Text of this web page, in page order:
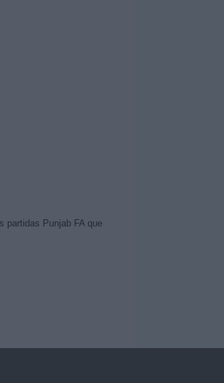
partidas Punjab FA que